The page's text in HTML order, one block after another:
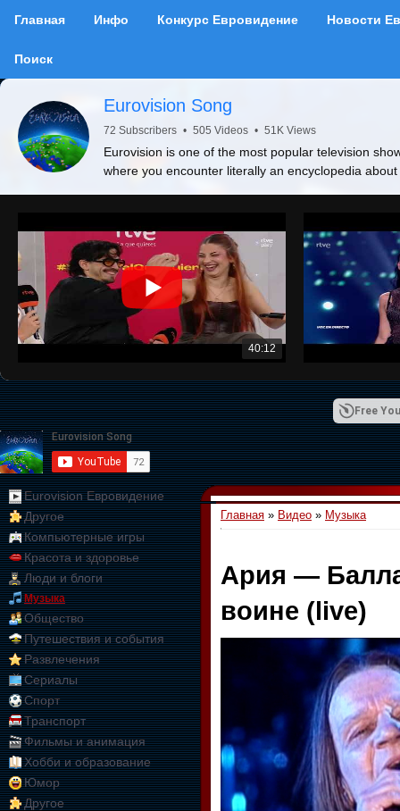
Главная Инфо Конкурс Евровидение Новости
Поиск
Eurovision Song
72 Subscribers • 505 Videos • 51K Views
Eurovision is one of the most popular television
where you encounter literally an encyclopedia
40:12
Free
Eurovision Евровидение
Другое
Компьютерные игры
Красота и здоровье
Люди и блоги
Музыка
Общество
Путешествия и события
Развлечения
Сериалы
Спорт
Транспорт
Фильмы и анимация
Хобби и образование
Юмор
Другое
Главная » Видео » Музыка
Ария —
воине (live)